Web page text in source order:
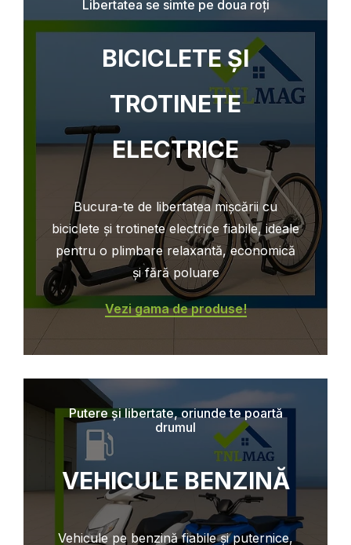
Libertatea se simte pe doua roți
BICICLETE ȘI
TROTINETE
ELECTRICE
Bucura-te de libertatea mișcării cu
biciclete și trotinete electrice fiabile, ideale
pentru o plimbare relaxantă, economică
și fără poluare
Vezi gama de produse!
Putere și libertate, oriunde te poartă
drumul
VEHICULE BENZINĂ
Vehicule pe benzină fiabile și puternice,